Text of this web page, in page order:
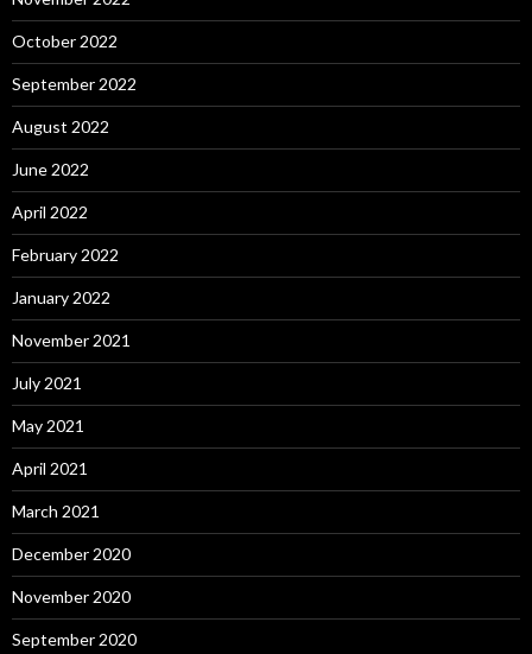
October 2022
September 2022
August 2022
June 2022
April 2022
February 2022
January 2022
November 2021
July 2021
May 2021
April 2021
March 2021
December 2020
November 2020
September 2020